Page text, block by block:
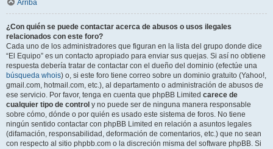
Arriba
¿Con quién se puede contactar acerca de abusos o usos ilegales
relacionados con este foro?
Cada uno de los administradores que figuran en la lista del grupo donde dice
“El Equipo” es un contacto apropiado para enviar sus quejas. Si así no obtiene
respuesta debería tratar de contactar con el dueño del dominio (efectúe una
búsqueda whois) o, si este foro tiene correo sobre un dominio gratuito (Yahoo!,
gmail.com, hotmail.com, etc.), al departamento o administración de abusos de
ese servicio. Por favor, tenga en cuenta que phpBB Limited carece de
cualquier tipo de control y no puede ser de ninguna manera responsable
sobre cómo, dónde o por quién es usado este sistema de foros. No tiene
ningún sentido contactar con phpBB Limited en relación a asuntos legales
(difamación, responsabilidad, deformación de comentarios, etc.) que no sean
con respecto al sitio phpbb.com o la discreción misma del software phpBB. Si